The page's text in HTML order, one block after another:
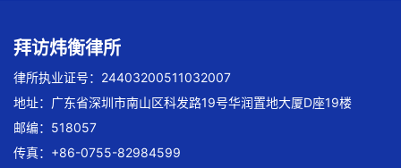
拜访炜衡律所
律所执业证号：24403200511032007
地址：广东省深圳市南山区科发路19号华润置地大厦D座19楼
邮编：518057
传真：+86-0755-82984599